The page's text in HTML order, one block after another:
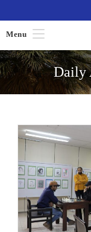
Menu
Daily